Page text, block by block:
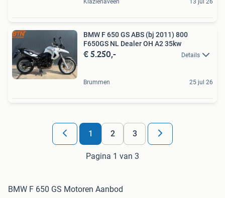
Klazienaveen 13 jul 26
BMW F 650 GS ABS (bj 2011) 800
F650GS NL Dealer OH A2 35kw
€ 5.250,- Details
Brummen 25 jul 26
1 2 3
Pagina 1 van 3
BMW F 650 GS Motoren Aanbod